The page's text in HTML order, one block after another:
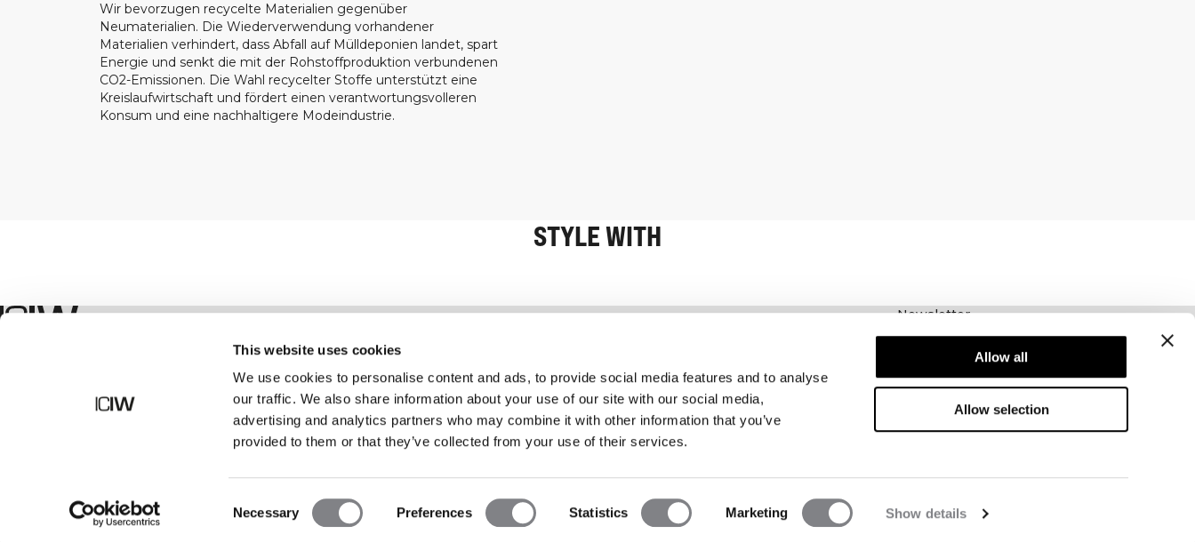
This website uses cookies
We use cookies to personalise content and ads, to provide social media features and to analyse
our traffic. We also share information about your use of our site with our social media,
advertising and analytics partners who may combine it with other information that you’ve
provided to them or that they’ve collected from your use of their services.
Selection
Necessary Preferences Statistics Marketing Show details
Allow all
Allow selection
Wir bevorzugen recycelte Materialien gegenüber
Neumaterialien. Die Wiederverwendung vorhandener
Materialien verhindert, dass Abfall auf Mülldeponien landet, spart
Energie und senkt die mit der Rohstoffproduktion verbundenen
CO2-Emissionen. Die Wahl recycelter Stoffe unterstützt eine
Kreislaufwirtschaft und fördert einen verantwortungsvolleren
Konsum und eine nachhaltigere Modeindustrie.
STYLE WITH
Newsletter
Abonnieren Sie unseren Newsletter! Erhalten
Sie exklusive Angebote, unsere neuesten
Nachrichten und vieles mehr.